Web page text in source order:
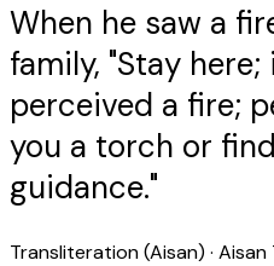
When he saw a
family, "Stay
perceived a fire;
you a torch or
guidance."
Transliteration (Aisan) ·